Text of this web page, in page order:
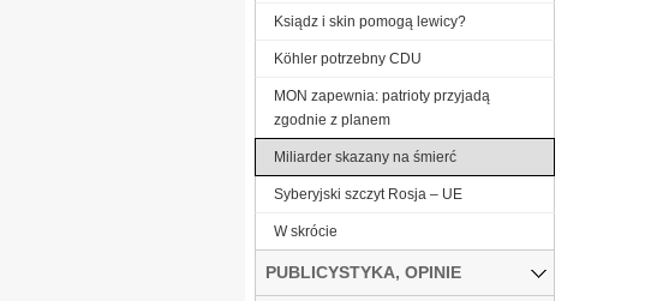
Ksiądz i skin pomogą lewicy?
Köhler potrzebny CDU
MON zapewnia: patrioty przyjadą
zgodnie z planem
Miliarder skazany na śmierć
Syberyjski szczyt Rosja – UE
W skrócie
PUBLICYSTYKA, OPINIE